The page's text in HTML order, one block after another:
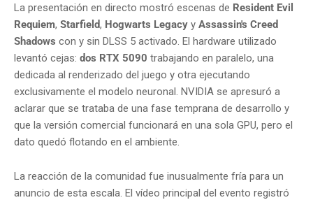
La presentación en directo mostró escenas de Resident Evil
Requiem, Starfield, Hogwarts Legacy y Assassin's Creed
Shadows con y sin DLSS 5 activado. El hardware utilizado
levantó cejas: dos RTX 5090 trabajando en paralelo, una
dedicada al renderizado del juego y otra ejecutando
exclusivamente el modelo neuronal. NVIDIA se apresuró a
aclarar que se trataba de una fase temprana de desarrollo y
que la versión comercial funcionará en una sola GPU, pero el
dato quedó flotando en el ambiente.
La reacción de la comunidad fue inusualmente fría para un
anuncio de esta escala. El vídeo principal del evento registró